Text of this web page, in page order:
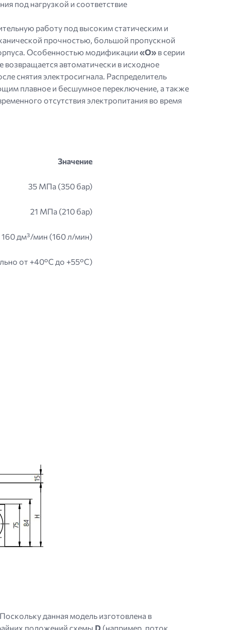
под нагрузкой и соответствие
работу под высоким статическим и
прочностью, большой пропускной
Особенностью модификации «O» в серии
возвращается автоматически в исходное
снятия электросигнала. Распределитель
плавное и бесшумное переключение, а также
отсутствия электропитания во время
Значение
35 МПа (350 бар)
21 МПа (210 бар)
дм³/мин (160 л/мин)
от +40°C до +55°C)
данная модель изготовлена ​​в
положений схемы D (например, поток